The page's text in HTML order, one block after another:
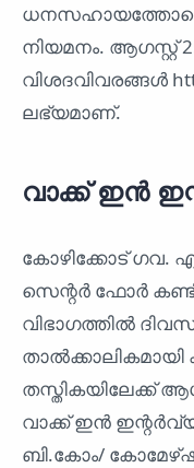
നിയമനം. ആഗസ്റ്റ്
വിശദവിവരങ്ങൾ
ലഭ്യമാണ്.
വാക്ക് ഇൻ
കോഴിക്കോട് ഗവ.
സെന്റർ ഫോർ
വിഭാഗത്തിൽ
തസ്തികയിലേക്ക്
വാക്ക് ഇൻ
ബി.കോം/